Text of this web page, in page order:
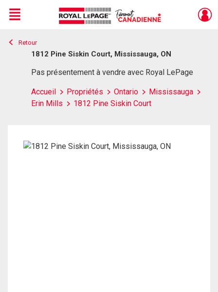
Live
En Direct
Menu
Retour
1812 Pine Siskin Court, Mississauga, ON
Pas présentement à vendre avec Royal LePage
Accueil Propriétés Ontario
Mississauga
Erin Mills
1812 Pine Siskin Court